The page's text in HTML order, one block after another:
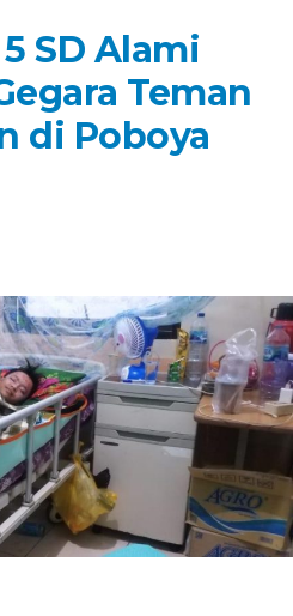
SD Alami
Teman
di Poboya